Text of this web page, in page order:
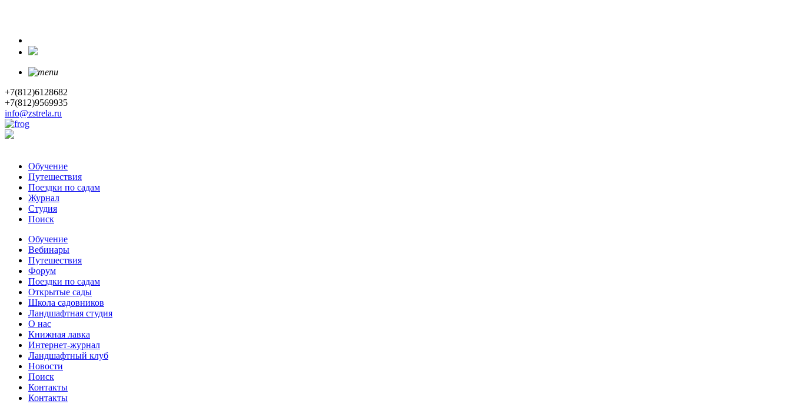
+7(812)6128682
+7(812)9569935
info@zstrela.ru
Обучение
Путешествия
Поездки по садам
Журнал
Студия
Поиск
Обучение
Вебинары
Путешествия
Форум
Поездки по садам
Открытые сады
Школа садовников
Ландшафтная студия
О нас
Книжная лавка
Интернет-журнал
Ландшафтный клуб
Новости
Поиск
Контакты
Контакты